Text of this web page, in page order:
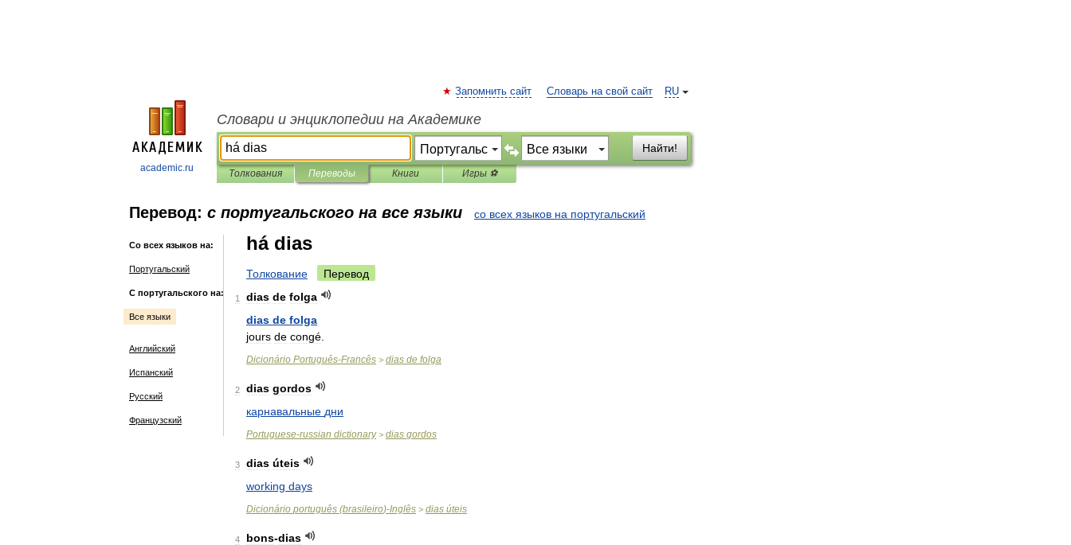
academic.ru
RU
Запомнить сайт Словарь на свой сайт
Словари и энциклопедии на Академике
Найти!
Толкования Переводы Книги Игры ⚽
Перевод: с португальского на все языки со всех языков на португальский
Со всех языков на:
Португальский
С португальского на:
Все языки
Английский
Испанский
Русский
Французский
há dias
Толкование Перевод
1 dias de folga
dias de folga
jours de congé
Dicionário Português-Francês > dias de folga
2 dias gordos
карнавальные дни
Portuguese-russian dictionary> dias gordos
3 dias úteis
working days
Dicionário português (brasileiro)-Inglês > dias úteis
4 bons-dias